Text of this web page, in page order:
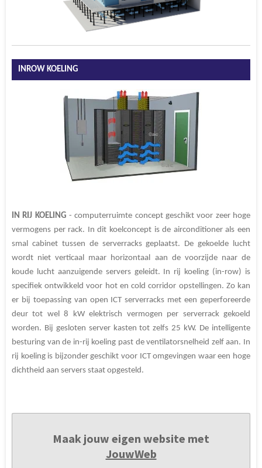
INROW KOELING
IN RIJ KOELING - computerruimte concept geschikt voor zeer hoge
vermogens per rack. In dit koelconcept is de airconditioner als een
smal cabinet tussen de serverracks geplaatst. De gekoelde lucht
wordt niet verticaal maar horizontaal aan de voorzijde naar de
koude lucht aanzuigende servers geleidt. In rij koeling (in-row) is
specifiek ontwikkeld voor hot en cold corridor opstellingen. Zo kan
er bij toepassing van open ICT serverracks met een geperforeerde
deur tot wel 8 kW elektrisch vermogen per serverrack gekoeld
worden. Bij gesloten server kasten tot zelfs 25 kW. De intelligente
besturing van de in-rij koeling past de ventilatorsnelheid zelf aan. In
rij koeling is bijzonder geschikt voor ICT omgevingen waar een hoge
dichtheid aan servers staat opgesteld.
Maak jouw eigen website met
JouwWeb